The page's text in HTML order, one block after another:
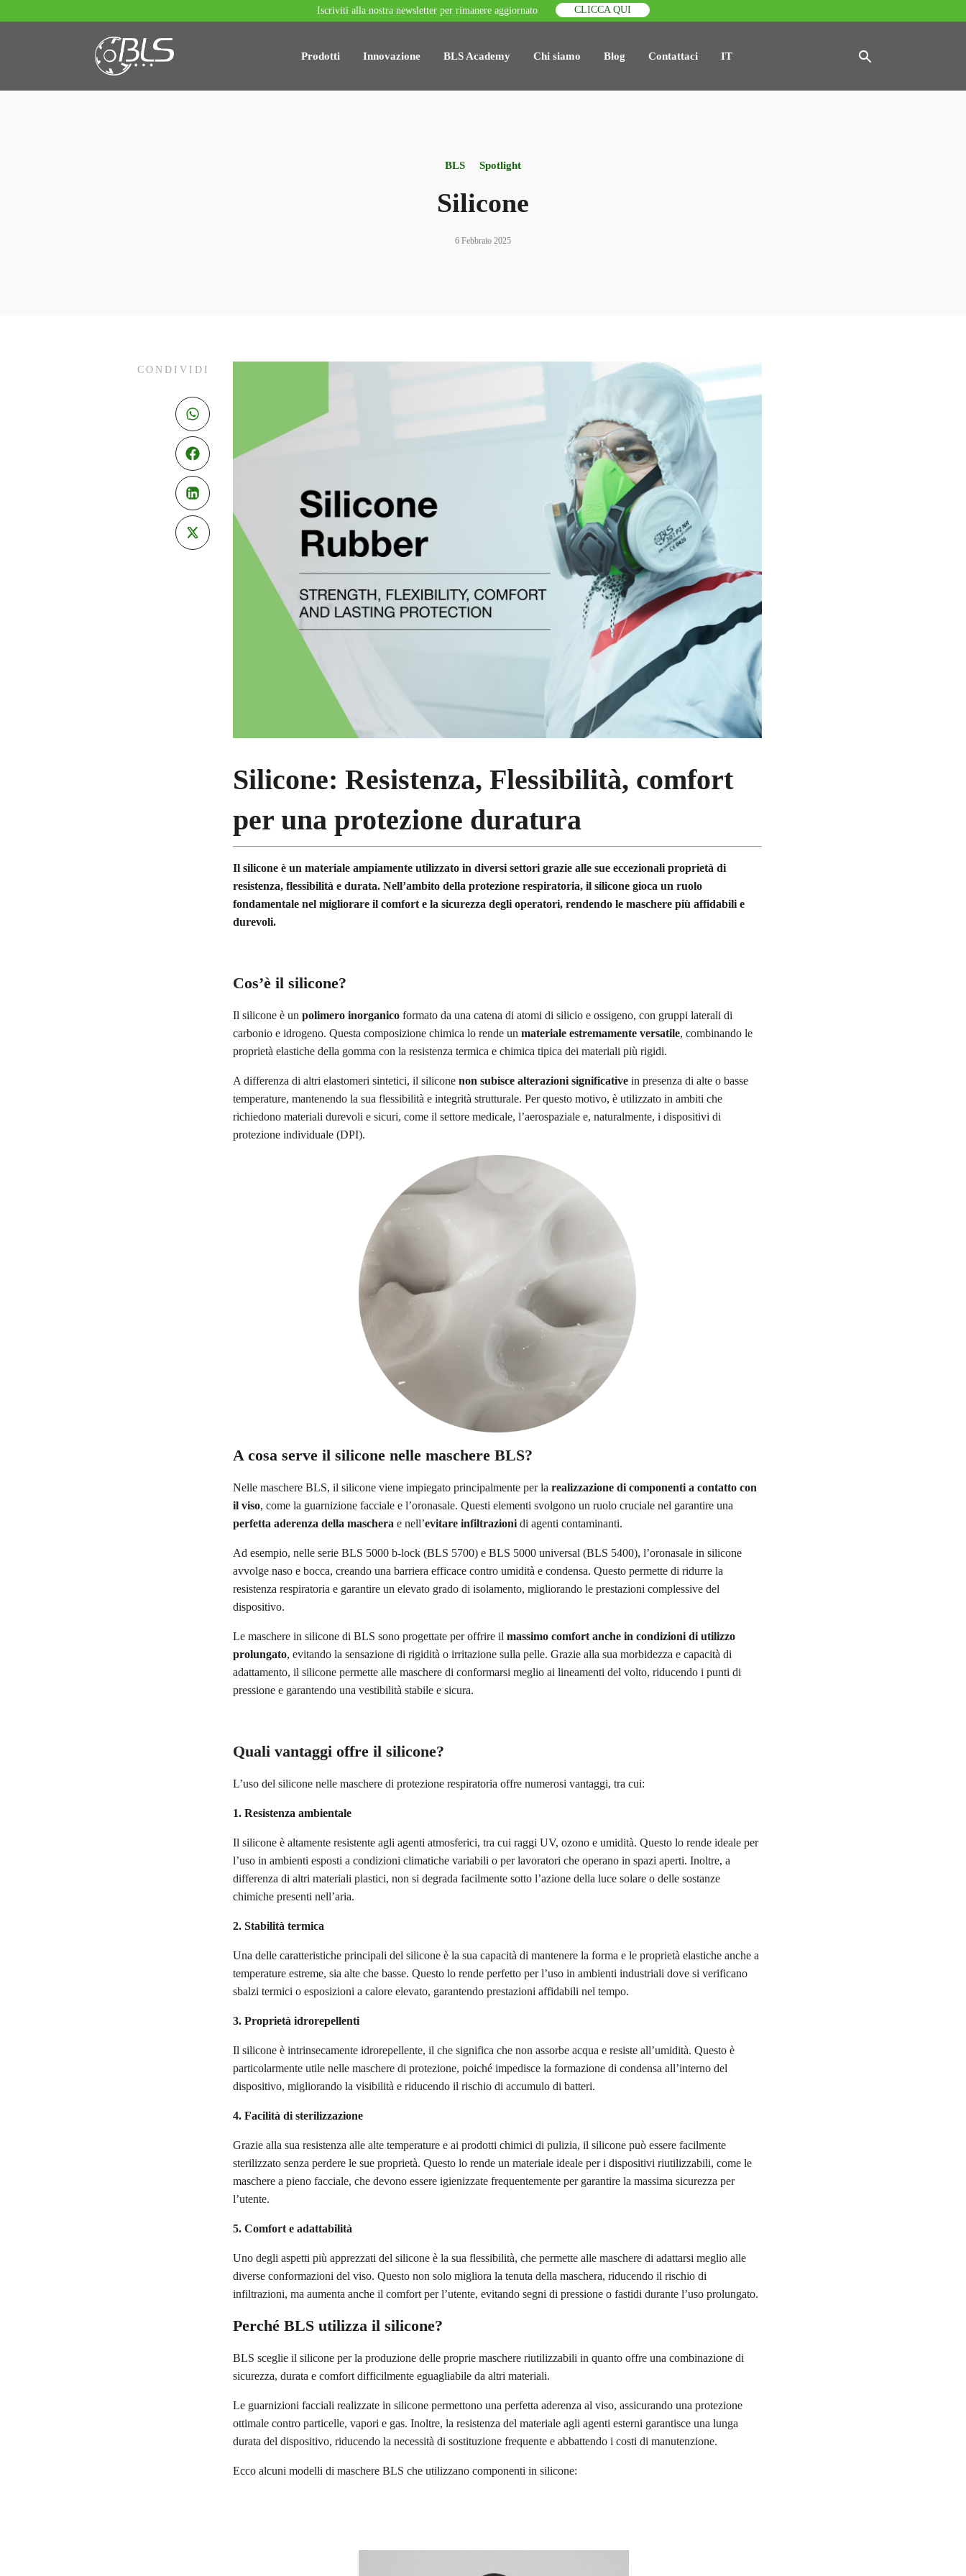
Iscriviti alla nostra newsletter per rimanere aggiornato CLICCA QUI
Prodotti Innovazione BLS Academy Chi siamo Blog Contattaci IT
BLS Spotlight
Silicone
6 Febbraio 2025
CONDIVIDI
Silicone: Resistenza, Flessibilità, comfort
per una protezione duratura
Il silicone è un materiale ampiamente utilizzato in diversi settori grazie alle sue eccezionali proprietà di
resistenza, flessibilità e durata. Nell’ambito della protezione respiratoria, il silicone gioca un ruolo
fondamentale nel migliorare il comfort e la sicurezza degli operatori, rendendo le maschere più affidabili e
durevoli.
Cos’è il silicone?
Il silicone è un polimero inorganico formato da una catena di atomi di silicio e ossigeno, con gruppi laterali di
carbonio e idrogeno. Questa composizione chimica lo rende un materiale estremamente versatile, combinando le
proprietà elastiche della gomma con la resistenza termica e chimica tipica dei materiali più rigidi.
A differenza di altri elastomeri sintetici, il silicone non subisce alterazioni significative in presenza di alte o basse
temperature, mantenendo la sua flessibilità e integrità strutturale. Per questo motivo, è utilizzato in ambiti che
richiedono materiali durevoli e sicuri, come il settore medicale, l’aerospaziale e, naturalmente, i dispositivi di
protezione individuale (DPI).
A cosa serve il silicone nelle maschere BLS?
Nelle maschere BLS, il silicone viene impiegato principalmente per la realizzazione di componenti a contatto con
il viso, come la guarnizione facciale e l’oronasale. Questi elementi svolgono un ruolo cruciale nel garantire una
perfetta aderenza della maschera e nell’evitare infiltrazioni di agenti contaminanti.
Ad esempio, nelle serie BLS 5000 b-lock (BLS 5700) e BLS 5000 universal (BLS 5400), l’oronasale in silicone
avvolge naso e bocca, creando una barriera efficace contro umidità e condensa. Questo permette di ridurre la
resistenza respiratoria e garantire un elevato grado di isolamento, migliorando le prestazioni complessive del
dispositivo.
Le maschere in silicone di BLS sono progettate per offrire il massimo comfort anche in condizioni di utilizzo
prolungato, evitando la sensazione di rigidità o irritazione sulla pelle. Grazie alla sua morbidezza e capacità di
adattamento, il silicone permette alle maschere di conformarsi meglio ai lineamenti del volto, riducendo i punti di
pressione e garantendo una vestibilità stabile e sicura.
Quali vantaggi offre il silicone?
L’uso del silicone nelle maschere di protezione respiratoria offre numerosi vantaggi, tra cui:
1. Resistenza ambientale
Il silicone è altamente resistente agli agenti atmosferici, tra cui raggi UV, ozono e umidità. Questo lo rende ideale per
l’uso in ambienti esposti a condizioni climatiche variabili o per lavoratori che operano in spazi aperti. Inoltre, a
differenza di altri materiali plastici, non si degrada facilmente sotto l’azione della luce solare o delle sostanze
chimiche presenti nell’aria.
2. Stabilità termica
Una delle caratteristiche principali del silicone è la sua capacità di mantenere la forma e le proprietà elastiche anche a
temperature estreme, sia alte che basse. Questo lo rende perfetto per l’uso in ambienti industriali dove si verificano
sbalzi termici o esposizioni a calore elevato, garantendo prestazioni affidabili nel tempo.
3. Proprietà idrorepellenti
Il silicone è intrinsecamente idrorepellente, il che significa che non assorbe acqua e resiste all’umidità. Questo è
particolarmente utile nelle maschere di protezione, poiché impedisce la formazione di condensa all’interno del
dispositivo, migliorando la visibilità e riducendo il rischio di accumulo di batteri.
4. Facilità di sterilizzazione
Grazie alla sua resistenza alle alte temperature e ai prodotti chimici di pulizia, il silicone può essere facilmente
sterilizzato senza perdere le sue proprietà. Questo lo rende un materiale ideale per i dispositivi riutilizzabili, come le
maschere a pieno facciale, che devono essere igienizzate frequentemente per garantire la massima sicurezza per
l’utente.
5. Comfort e adattabilità
Uno degli aspetti più apprezzati del silicone è la sua flessibilità, che permette alle maschere di adattarsi meglio alle
diverse conformazioni del viso. Questo non solo migliora la tenuta della maschera, riducendo il rischio di
infiltrazioni, ma aumenta anche il comfort per l’utente, evitando segni di pressione o fastidi durante l’uso prolungato.
Perché BLS utilizza il silicone?
BLS sceglie il silicone per la produzione delle proprie maschere riutilizzabili in quanto offre una combinazione di
sicurezza, durata e comfort difficilmente eguagliabile da altri materiali.
Le guarnizioni facciali realizzate in silicone permettono una perfetta aderenza al viso, assicurando una protezione
ottimale contro particelle, vapori e gas. Inoltre, la resistenza del materiale agli agenti esterni garantisce una lunga
durata del dispositivo, riducendo la necessità di sostituzione frequente e abbattendo i costi di manutenzione.
Ecco alcuni modelli di maschere BLS che utilizzano componenti in silicone: